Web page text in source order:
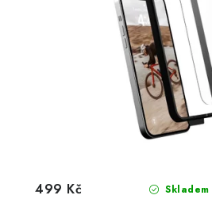
Skladem
499 Kč